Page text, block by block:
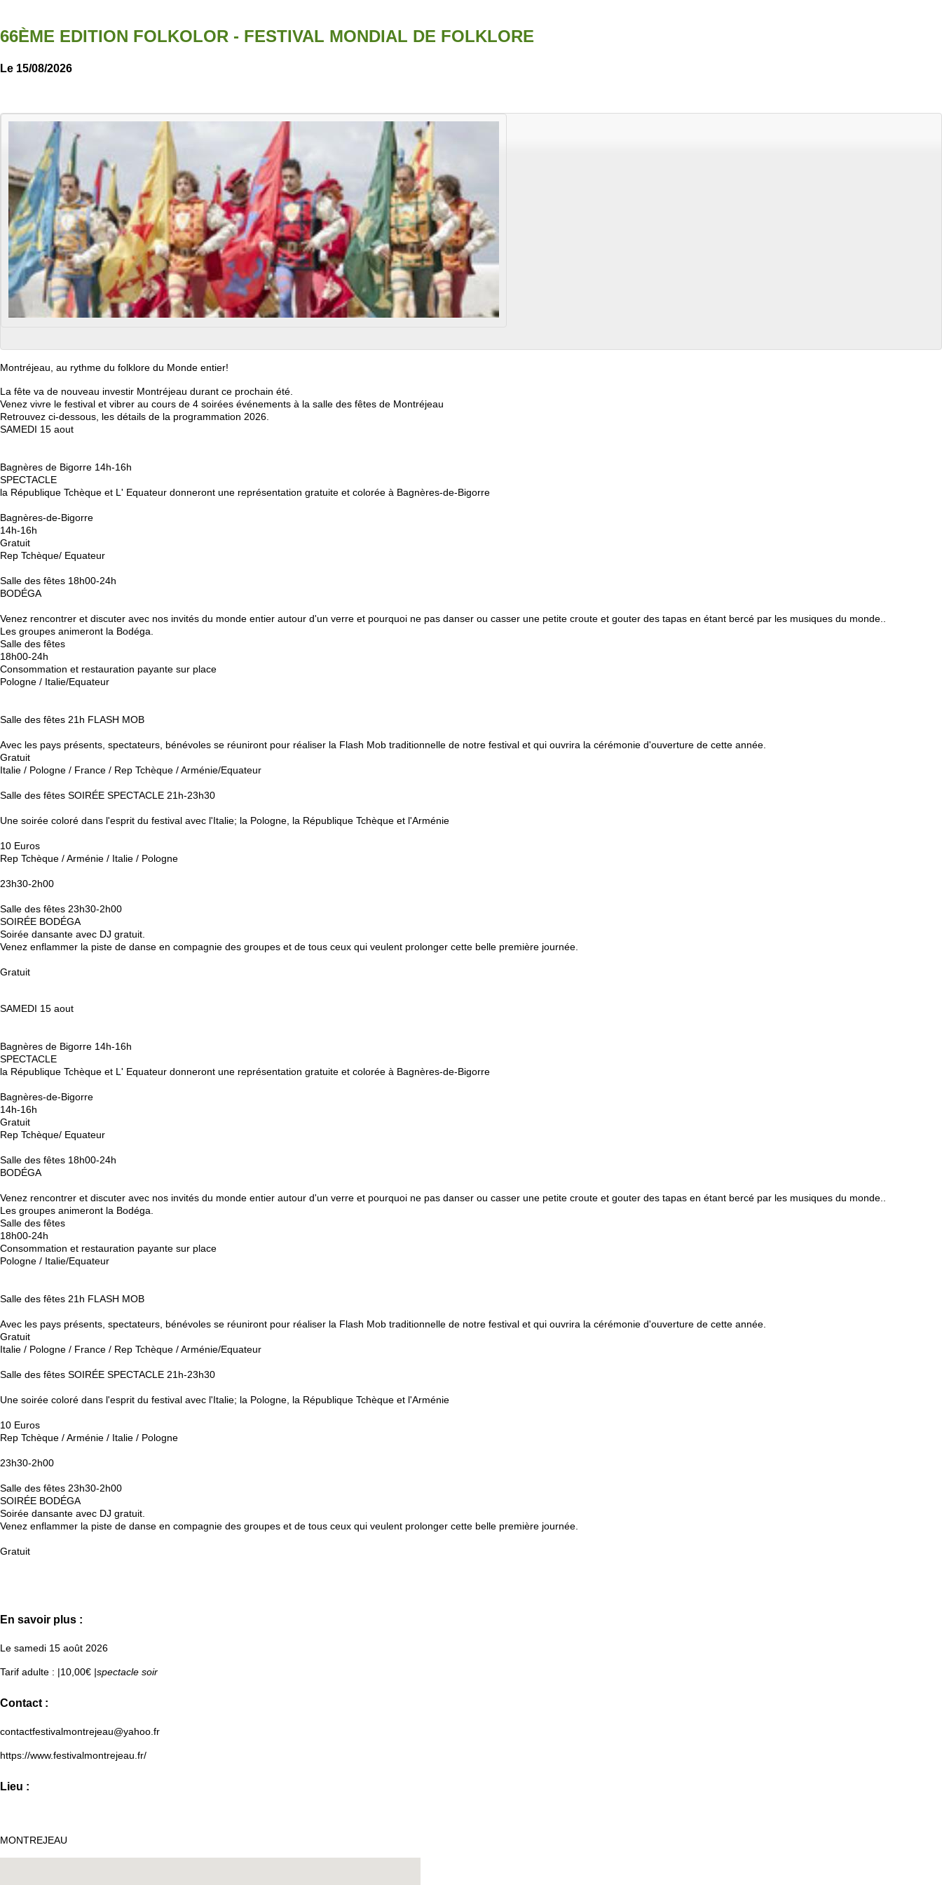
66ÈME EDITION FOLKOLOR - FESTIVAL MONDIAL DE FOLKLORE
Le 15/08/2026
Montréjeau, au rythme du folklore du Monde entier!
La fête va de nouveau investir Montréjeau durant ce prochain été.
Venez vivre le festival et vibrer au cours de 4 soirées événements à la salle des fêtes de Montréjeau
Retrouvez ci-dessous, les détails de la programmation 2026.
SAMEDI 15 aout
Bagnères de Bigorre 14h-16h
SPECTACLE
la République Tchèque et L' Equateur donneront une représentation gratuite et colorée à Bagnères-de-Bigorre
Bagnères-de-Bigorre
14h-16h
Gratuit
Rep Tchèque/ Equateur
Salle des fêtes 18h00-24h
BODÉGA
Venez rencontrer et discuter avec nos invités du monde entier autour d'un verre et pourquoi ne pas danser ou casser une petite croute et gouter des tapas en étant bercé par les musiques du monde..
Les groupes animeront la Bodéga.
Salle des fêtes
18h00-24h
Consommation et restauration payante sur place
Pologne / Italie/Equateur
Salle des fêtes 21h FLASH MOB
Avec les pays présents, spectateurs, bénévoles se réuniront pour réaliser la Flash Mob traditionnelle de notre festival et qui ouvrira la cérémonie d'ouverture de cette année.
Gratuit
Italie / Pologne / France / Rep Tchèque / Arménie/Equateur
Salle des fêtes SOIRÉE SPECTACLE 21h-23h30
Une soirée coloré dans l'esprit du festival avec l'Italie; la Pologne, la République Tchèque et l'Arménie
10 Euros
Rep Tchèque / Arménie / Italie / Pologne
23h30-2h00
Salle des fêtes 23h30-2h00
SOIRÉE BODÉGA
Soirée dansante avec DJ gratuit.
Venez enflammer la piste de danse en compagnie des groupes et de tous ceux qui veulent prolonger cette belle première journée.
Gratuit
SAMEDI 15 aout
Bagnères de Bigorre 14h-16h
SPECTACLE
la République Tchèque et L' Equateur donneront une représentation gratuite et colorée à Bagnères-de-Bigorre
Bagnères-de-Bigorre
14h-16h
Gratuit
Rep Tchèque/ Equateur
Salle des fêtes 18h00-24h
BODÉGA
Venez rencontrer et discuter avec nos invités du monde entier autour d'un verre et pourquoi ne pas danser ou casser une petite croute et gouter des tapas en étant bercé par les musiques du monde..
Les groupes animeront la Bodéga.
Salle des fêtes
18h00-24h
Consommation et restauration payante sur place
Pologne / Italie/Equateur
Salle des fêtes 21h FLASH MOB
Avec les pays présents, spectateurs, bénévoles se réuniront pour réaliser la Flash Mob traditionnelle de notre festival et qui ouvrira la cérémonie d'ouverture de cette année.
Gratuit
Italie / Pologne / France / Rep Tchèque / Arménie/Equateur
Salle des fêtes SOIRÉE SPECTACLE 21h-23h30
Une soirée coloré dans l'esprit du festival avec l'Italie; la Pologne, la République Tchèque et l'Arménie
10 Euros
Rep Tchèque / Arménie / Italie / Pologne
23h30-2h00
Salle des fêtes 23h30-2h00
SOIRÉE BODÉGA
Soirée dansante avec DJ gratuit.
Venez enflammer la piste de danse en compagnie des groupes et de tous ceux qui veulent prolonger cette belle première journée.
Gratuit
En savoir plus :
Le samedi 15 août 2026
Tarif adulte : |10,00€ |spectacle soir
Contact :
contactfestivalmontrejeau@yahoo.fr
https://www.festivalmontrejeau.fr/
Lieu :
MONTREJEAU